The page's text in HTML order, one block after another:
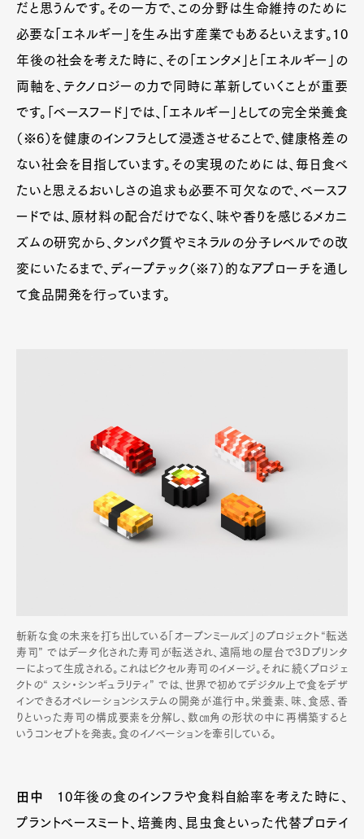
だと思うんです。その一方で、この分野は生命維持のために
必要な「エネルギー」を生み出す産業でもあるといえます。10
年後の社会を考えた時に、その「エンタメ」と「エネルギー」の
両軸を、テクノロジーの力で同時に革新していくことが重要
です。「ベースフード」では、「エネルギー」としての完全栄養食
（※6）を健康のインフラとして浸透させることで、健康格差の
ない社会を目指しています。その実現のためには、毎日食べ
たいと思えるおいしさの追求も必要不可欠なので、ベースフ
ードでは、原材料の配合だけでなく、味や香りを感じるメカニ
ズムの研究から、タンパク質やミネラルの分子レベルでの改
変にいたるまで、ディープテック（※7）的なアプローチを通し
て食品開発を行っています。
斬新な食の未来を打ち出している「オープンミールズ」のプロジェクト“転送
寿司” ではデータ化された寿司が転送され、遠隔地の屋台で3Dプリンタ
ーによって生成される。これはビクセル寿司のイメージ。それに続くプロジェ
クトの“ スシ・シンギュラリティ” では、世界で初めてデジタル上で食をデザ
インできるオペレーションシステムの開発が進行中。栄養素、味、食感、香
りといった寿司の構成要素を分解し、数㎝角の形状の中に再構築すると
いうコンセプトを発表。食のイノベーションを牽引している。
田中 10年後の食のインフラや食料自給率を考えた時に、
プラントベースミート、培養肉、昆虫食といった代替プロテイ